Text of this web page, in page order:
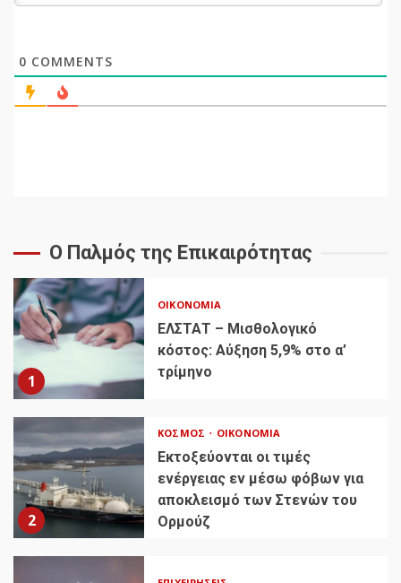
0 COMMENTS
Ο Παλμός της Επικαιρότητας
1
ΟΙΚΟΝΟΜΊΑ
ΕΛΣΤΑΤ – Μισθολογικό
κόστος: Αύξηση 5,9% στο α’
τρίμηνο
2
ΚΌΣΜΟΣ ΟΙΚΟΝΟΜΊΑ
Εκτοξεύονται οι τιμές
ενέργειας εν μέσω φόβων για
αποκλεισμό των Στενών του
Ορμούζ